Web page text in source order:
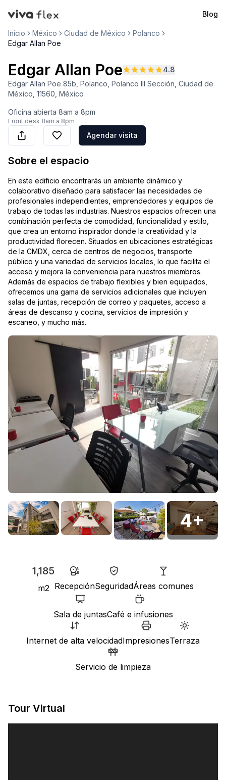
VivaFlex
Blog
Inicio México Ciudad de México
Polanco
Edgar Allan Poe
Edgar Allan Poe
4.8
Edgar Allan Poe 85b, Polanco, Polanco III Sección, Ciudad de
México, 11560, México
Oficina abierta 8am a 8pm
Front desk 8am a 8pm
Agendar visita
Sobre el espacio
En este edificio encontrarás un ambiente dinámico y
colaborativo diseñado para satisfacer las necesidades de
profesionales independientes, emprendedores y equipos de
trabajo de todas las industrias. Nuestros espacios ofrecen una
combinación perfecta de comodidad, funcionalidad y estilo,
que crea un entorno inspirador donde la creatividad y la
productividad florecen. Situados en ubicaciones estratégicas
de la CMDX, cerca de centros de negocios, transporte
público y una variedad de servicios locales, lo que facilita el
acceso y mejora la conveniencia para nuestros miembros.
Además de espacios de trabajo flexibles y bien equipados,
ofrecemos una gama de servicios adicionales que incluyen
salas de juntas, recepción de correo y paquetes, acceso a
áreas de descanso y cocina, servicios de impresión y
escaneo, y mucho más.
4+
1,185
m2 RecepciónSeguridadÁreas comunes
Sala de juntasCafé e infusiones
Internet de alta velocidadImpresionesTerraza
Servicio de limpieza
Tour Virtual